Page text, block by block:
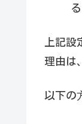
る
上記設
理由は
以下の